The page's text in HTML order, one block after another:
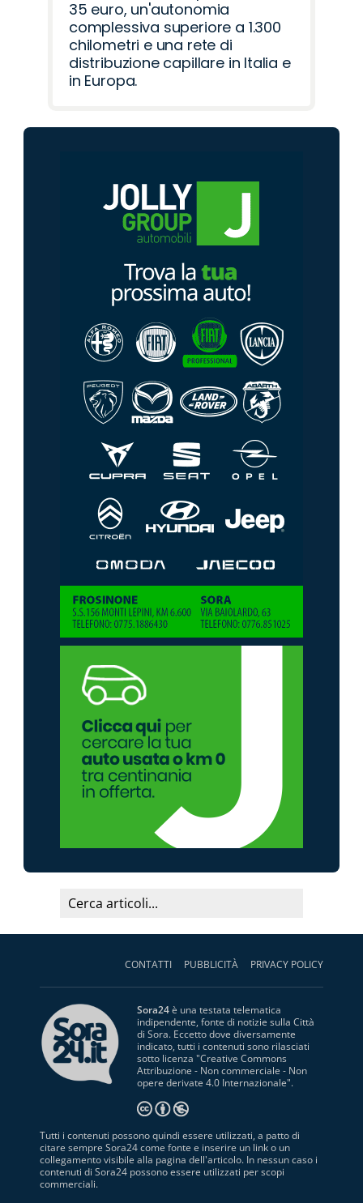
35 euro, un'autonomia
complessiva superiore a 1.300
chilometri e una rete di
distribuzione capillare in Italia e
in Europa.
CONTATTI PUBBLICITÀ PRIVACY POLICY
Sora24è una testata telematica
indipendente, fonte di notizie sulla Città
di Sora. Eccetto dove diversamente
indicato, tutti i contenuti sono rilasciati
sotto licenza "Creative Commons
Attribuzione - Non commerciale - Non
opere derivate 4.0 Internazionale".
Tutti i contenuti possono quindi essere utilizzati, a patto di
citare sempre Sora24 come fonte e inserire un link o un
collegamento visibile alla pagina dell'articolo. In nessun caso i
contenuti di Sora24 possono essere utilizzati per scopi
commerciali.